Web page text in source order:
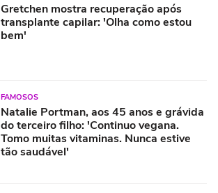
Gretchen mostra recuperação após
transplante capilar: 'Olha como estou
bem'
FAMOSOS
Natalie Portman, aos 45 anos e grávida
do terceiro filho: 'Continuo vegana.
Tomo muitas vitaminas. Nunca estive
tão saudável'